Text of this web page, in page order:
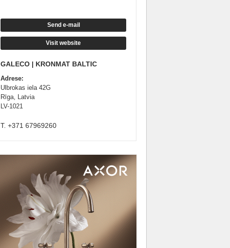
Send e-mail
Visit website
GALECO | KRONMAT BALTIC
Adrese:
Ulbrokas iela 42G
Rīga, Latvia
LV-1021
T. +371 67969260